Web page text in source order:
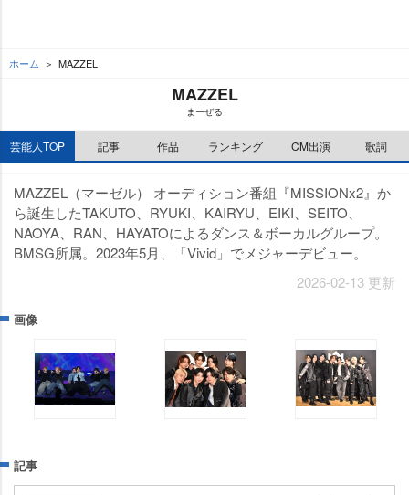
ホーム MAZZEL
MAZZEL
まーぜる
芸能人TOP 記事 作品 ランキング CM出演 歌詞
MAZZEL（マーゼル） オーディション番組『MISSIONx2』か
ら誕生したTAKUTO、RYUKI、KAIRYU、EIKI、SEITO、
NAOYA、RAN、HAYATOによるダンス＆ボーカルグループ。
BMSG所属。2023年5月、「Vivid」でメジャーデビュー。
2026-02-13 更新
画像
記事